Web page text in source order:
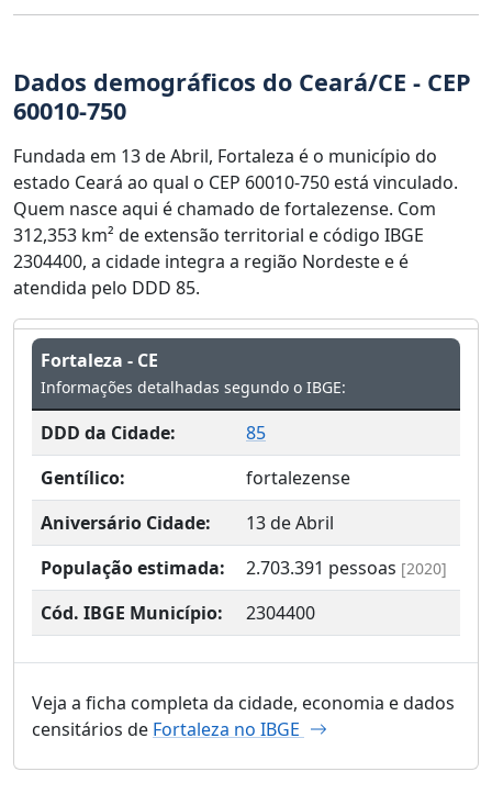
Dados demográficos do Ceará/CE - CEP
60010-750
Fundada em 13 de Abril, Fortaleza é o município do
estado Ceará ao qual o CEP 60010-750 está vinculado.
Quem nasce aqui é chamado de fortalezense. Com
312,353 km² de extensão territorial e código IBGE
2304400, a cidade integra a região Nordeste e é
atendida pelo DDD 85.
Fortaleza - CE
Informações detalhadas segundo o IBGE:
DDD da Cidade:
85
Gentílico:
fortalezense
Aniversário Cidade:
13 de Abril
População estimada:
2.703.391 pessoas [2020]
Cód. IBGE Município: 2304400
Veja a ficha completa da cidade, economia e dados
censitários de Fortaleza no IBGE